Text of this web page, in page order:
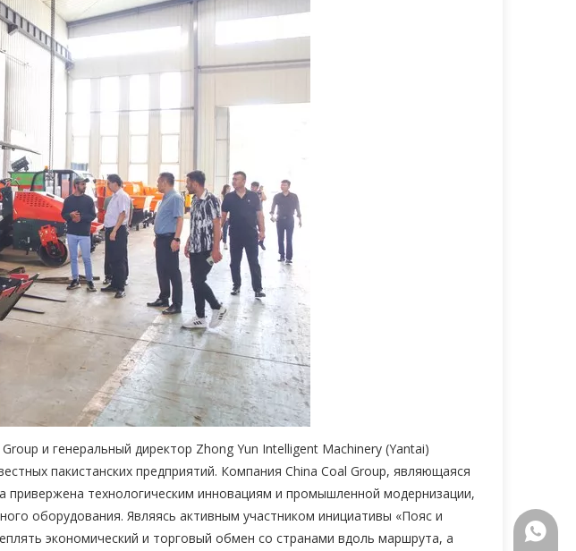
и генеральный директор Zhong Yun Intelligent Machinery (Yantai)
пакистанских предприятий. Компания China Coal Group, являющаяся
технологическим инновациям и промышленной модернизации,
оборудования. Являясь активным участником инициативы «Пояс и
экономический и торговый обмен со странами вдоль маршрута, а
+86-